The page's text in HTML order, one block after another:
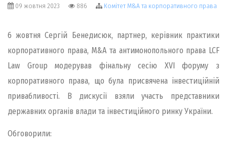
09 жовтня 2023 886 Комiтет M&A та корпоративного права
6 жовтня Cергій Бенедисюк, партнер, керівник практики
корпоративного права, M&A та антимонопольного права LCF
Law Group модерував фінальну сесію XVІ форуму з
корпоративного права, що була присвячена інвестиційній
привабливості. В дискусії взяли участь представники
державних органів влади та інвестиційного ринку України.
Обговорили: